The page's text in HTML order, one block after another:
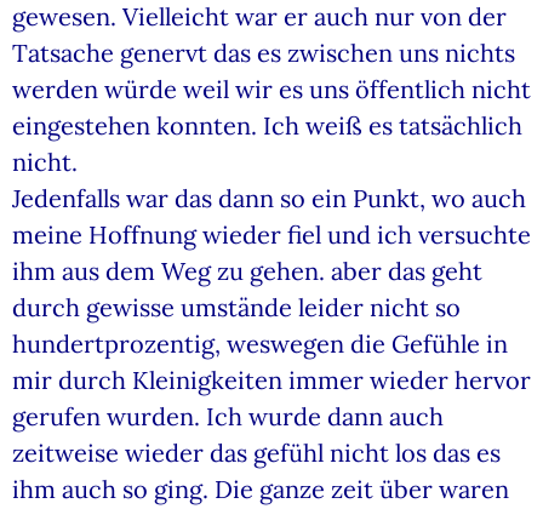
gewesen. Vielleicht war er auch nur von der
Tatsache genervt das es zwischen uns nichts
werden würde weil wir es uns öffentlich nicht
eingestehen konnten. Ich weiß es tatsächlich
nicht.
Jedenfalls war das dann so ein Punkt, wo auch
meine Hoffnung wieder fiel und ich versuchte
ihm aus dem Weg zu gehen. aber das geht
durch gewisse umstände leider nicht so
hundertprozentig, weswegen die Gefühle in
mir durch Kleinigkeiten immer wieder hervor
gerufen wurden. Ich wurde dann auch
zeitweise wieder das gefühl nicht los das es
ihm auch so ging. Die ganze zeit über waren